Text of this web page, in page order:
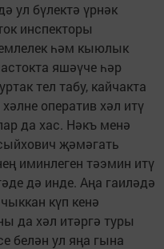
ул бүлектә үрнәк
инспекторы
һәм кыюлык
яшәүче һәр
тел табу, кайчакта
оператив хәл итү
да хас. Нәкъ менә
җәмәгать
иминлеген тәэмин итү
дә инде. Аңа гаиләдә
күп кенә
да хәл итәргә туры
белән ул яңа гына